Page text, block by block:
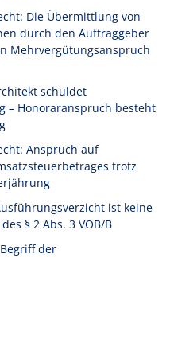
Die Übermittlung von
durch den Auftraggeber
Mehrvergütungsanspruch
schuldet
– Honoraranspruch besteht
Anspruch auf
trotz
ist keine
§ 2 Abs. 3 VOB/B
der